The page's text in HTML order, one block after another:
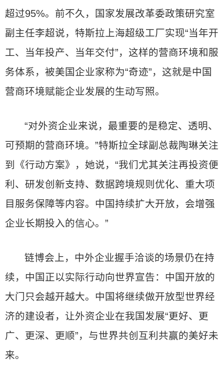
超过95%。前不久，国家发展改革委政策研究室
副主任李超说，特斯拉上海超级工厂实现“当年开
工、当年投产、当年交付”，这样的营商环境和服
务体系，被美国企业家称为“奇迹”，这就是中国
营商环境赋能企业发展的生动写照。
“对外资企业来说，最重要的是稳定、透明、
可预期的营商环境。”特斯拉全球副总裁陶琳关注
到《行动方案》，她说，“我们尤其关注再投资便
利、研发创新支持、数据跨境规则优化、重大项
目服务保障等内容。中国持续扩大开放，会增强
企业长期投入的信心。”
链博会上，中外企业握手洽谈的场景仍在持
续，中国正以实际行动向世界宣告：中国开放的
大门只会越开越大。中国将继续做开放型世界经
济的建设者，让外资企业在我国发展“更好、更
广、更深、更顺”，与世界共创互利共赢的美好未
来。